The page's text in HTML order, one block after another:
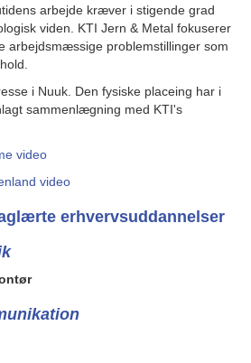
arbejde kræver i stigende grad
viden. KTI Jern & Metal fokuserer
arbejdsmæssige problemstillinger som
i Nuuk. Den fysiske placeing har i
sammenlægning med KTI's
video
video
erhvervsuddannelser